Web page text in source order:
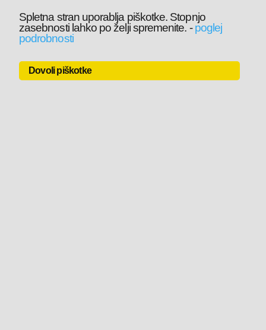
Spletna stran uporablja piškotke. Stopnjo
zasebnosti lahko po želji spremenite. -poglej
podrobnosti
Dovoli piškotke